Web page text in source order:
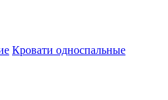
Кровати односпальные